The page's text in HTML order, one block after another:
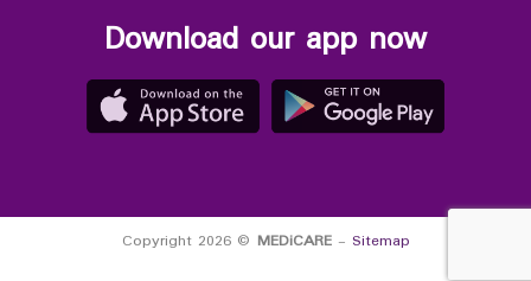
Download our app now
Copyright 2026 © MEDiCARE- Sitemap